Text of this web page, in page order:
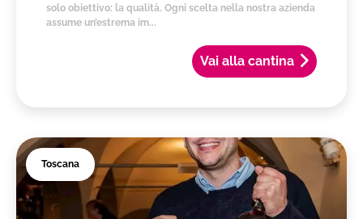
Vai alla cantina
solo obiettivo: la qualità. Ogni scelta nella nostra azienda
assume un’estrema im...
Toscana